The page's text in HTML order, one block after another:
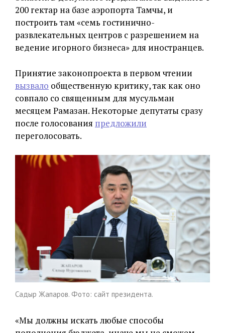
200 гектар на базе аэропорта Тамчы, и
построить там «семь гостинично-
развлекательных центров с разрешением на
ведение игорного бизнеса» для иностранцев.
Принятие законопроекта в первом чтении
вызвало общественную критику, так как оно
совпало со священным для мусульман
месяцем Рамазан. Некоторые депутаты сразу
после голосования предложили
переголосовать.
Садыр Жапаров. Фото: сайт президента.
«Мы должны искать любые способы